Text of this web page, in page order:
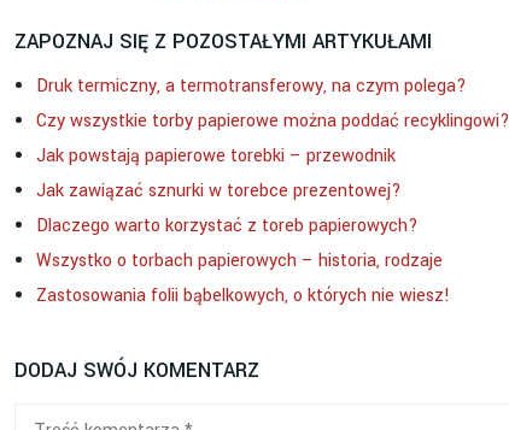
ZAPOZNAJ SIĘ Z POZOSTAŁYMI ARTYKUŁAMI
Druk termiczny, a termotransferowy, na czym polega?
Czy wszystkie torby papierowe można poddać recyklingowi?
Jak powstają papierowe torebki – przewodnik
Jak zawiązać sznurki w torebce prezentowej?
Dlaczego warto korzystać z toreb papierowych?
Wszystko o torbach papierowych – historia, rodzaje
Zastosowania folii bąbelkowych, o których nie wiesz!
DODAJ SWÓJ KOMENTARZ